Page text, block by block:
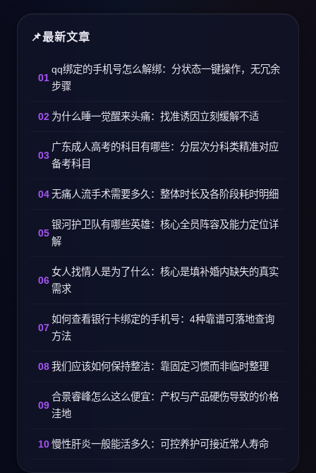
最新文章
qq绑定的手机号怎么解绑：分状态一键操作，无冗余
步骤
为什么睡一觉醒来头痛：找准诱因立刻缓解不适
广东成人高考的科目有哪些：分层次分科类精准对应
备考科目
无痛人流手术需要多久：整体时长及各阶段耗时明细
银河护卫队有哪些英雄：核心全员阵容及能力定位详
解
女人找情人是为了什么：核心是填补婚内缺失的真实
需求
如何查看银行卡绑定的手机号：4种靠谱可落地查询
方法
我们应该如何保持整洁：靠固定习惯而非临时整理
合景睿峰怎么这么便宜：产权与产品硬伤导致的价格
洼地
慢性肝炎一般能活多久：可控养护可接近常人寿命